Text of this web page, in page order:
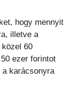
hogy mennyit
illetve a
közel 60
ezer forintot
karácsonyra